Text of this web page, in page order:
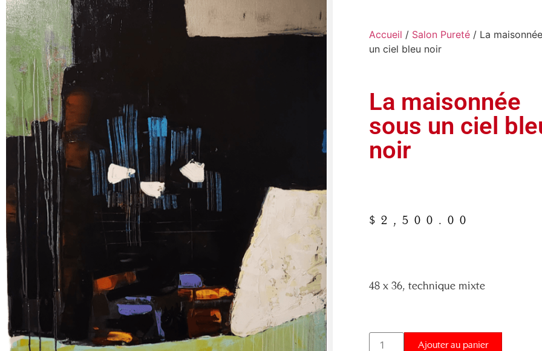
Accueil / Salon Pureté / La
un ciel bleu noir
La maisonnée
sous un ciel
noir
$ 2,500.00
48 x 36, technique mixte
Ajouter au panier